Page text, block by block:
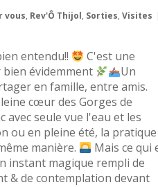
vous, Rev'Ô Thijol, Sorties, Visites
entendu!!
C'est une
évidemment
Un
en famille, entre amis.
cœur des Gorges de
avec seule vue l'eau et les
ou en pleine été, la
manière.
Mais ce qui
instant magique rempli de
& de contemplation devant